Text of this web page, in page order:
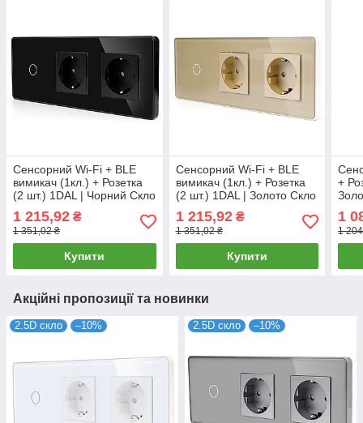
Сенсорний Wi-Fi + BLE
вимикач (1кл.) + Розетка
(2 шт.) 1DAL | Чорний Скло
STX2.BL)
1 215,92 ₴
1 351,02 ₴
Купити
Сенсорний Wi-Fi + BLE
вимикач (1кл.) + Розетка
(2 шт.) 1DAL | Золото Скло
STX2.GD)
1 215,92₴
1 351,02 ₴
Купити
+
1
1
Акційні пропозиції та новинки
2.5D скло –10% 2.5D скло –10%